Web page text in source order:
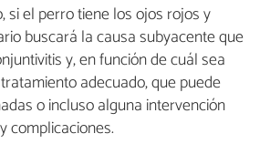
si el perro tiene los ojos rojos y
buscará la causa subyacente que
y, en función de cuál sea
adecuado, que puede
o incluso alguna intervención
complicaciones.